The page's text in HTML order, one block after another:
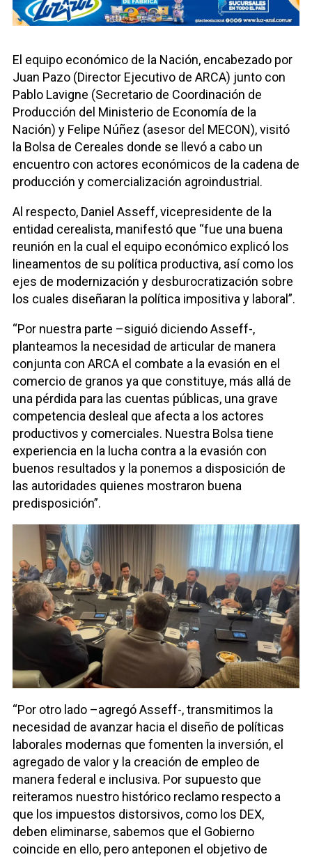
El equipo económico de la Nación, encabezado por
Juan Pazo (Director Ejecutivo de ARCA) junto con
Pablo Lavigne (Secretario de Coordinación de
Producción del Ministerio de Economía de la
Nación) y Felipe Núñez (asesor del MECON), visitó
la Bolsa de Cereales donde se llevó a cabo un
encuentro con actores económicos de la cadena de
producción y comercialización agroindustrial.
Al respecto, Daniel Asseff, vicepresidente de la
entidad cerealista, manifestó que “fue una buena
reunión en la cual el equipo económico explicó los
lineamentos de su política productiva, así como los
ejes de modernización y desburocratización sobre
los cuales diseñaran la política impositiva y laboral”.
“Por nuestra parte –siguió diciendo Asseff-,
planteamos la necesidad de articular de manera
conjunta con ARCA el combate a la evasión en el
comercio de granos ya que constituye, más allá de
una pérdida para las cuentas públicas, una grave
competencia desleal que afecta a los actores
productivos y comerciales. Nuestra Bolsa tiene
experiencia en la lucha contra a la evasión con
buenos resultados y la ponemos a disposición de
las autoridades quienes mostraron buena
predisposición”.
“Por otro lado –agregó Asseff-, transmitimos la
necesidad de avanzar hacia el diseño de políticas
laborales modernas que fomenten la inversión, el
agregado de valor y la creación de empleo de
manera federal e inclusiva. Por supuesto que
reiteramos nuestro histórico reclamo respecto a
que los impuestos distorsivos, como los DEX,
deben eliminarse, sabemos que el Gobierno
coincide en ello, pero anteponen el objetivo de